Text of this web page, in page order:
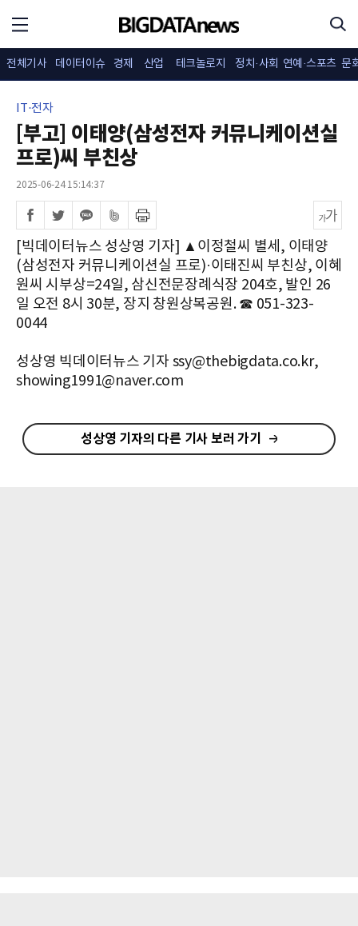
전체기사 데이터이슈 경제 산업 테크놀로지 정치·사회 연예·스포츠 문
IT·전자
[부고] 이태양(삼성전자 커뮤니케이션실
프로)씨 부친상
2025-06-24 15:14:37
[빅데이터뉴스 성상영 기자] ▲이정철씨 별세, 이태양
(삼성전자 커뮤니케이션실 프로)·이태진씨 부친상, 이혜
원씨 시부상=24일, 삼신전문장례식장 204호, 발인 26
일 오전 8시 30분, 장지 창원상복공원. ☎ 051-323-
0044
성상영 빅데이터뉴스 기자 ssy@thebigdata.co.kr,
showing1991@naver.com
성상영 기자의 다른 기사 보러 가기